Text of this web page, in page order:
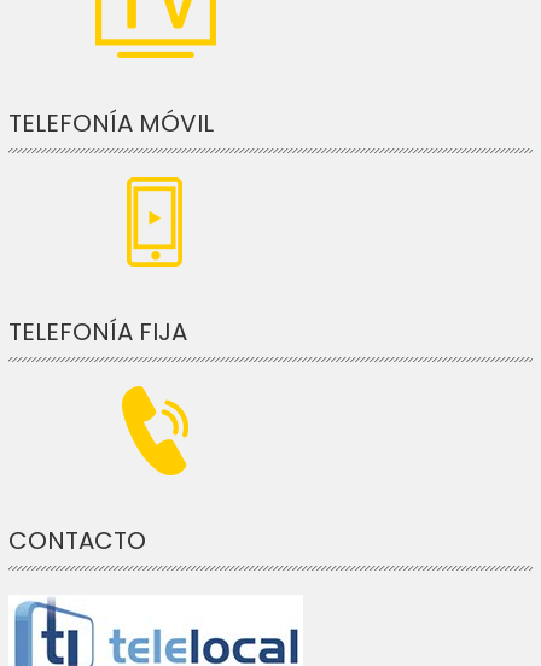
TELEFONÍA MÓVIL
TELEFONÍA FIJA
CONTACTO